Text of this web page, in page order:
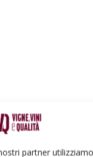
partner